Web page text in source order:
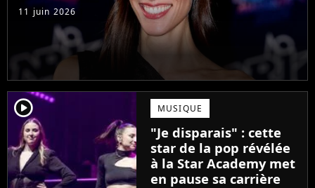
11 juin 2026
player2 MUSIQUE
"Je disparais" : cette
star de la pop révélée
à la Star Academy met
en pause sa carrière